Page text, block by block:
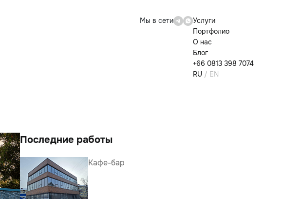
Мы в сети
Услуги
Портфолио
О нас
Блог
+66 0813 398 7074
RU / EN
Последние работы
Кафе-бар